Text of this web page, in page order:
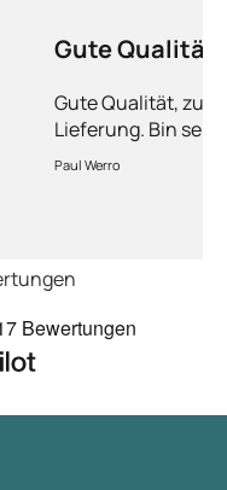
Gute Qualität
Gute Qualität,
Lieferung. Bin
Paul Werro
Bewertungen